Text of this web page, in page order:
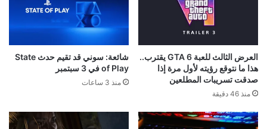
العرض الثالث للعبة GTA 6 يقترب..
هذا ما نتوقع رؤيته لأول مرة إذا
صدقت تسريبات المطلعين
منذ 46 دقيقة
شائعة: سوني قد تقيم حدث State
of Play في 3 سبتمبر
منذ 3 ساعات